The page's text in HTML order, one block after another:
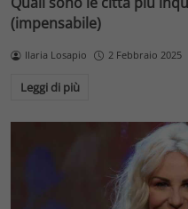
(impensabile)
Ilaria Losapio 2 Febbraio 2025
Leggi di più